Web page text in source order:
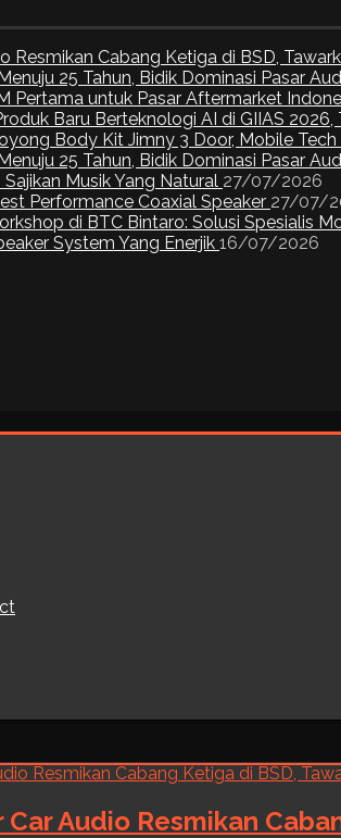
Resmikan Cabang Ketiga di BSD,
25 Tahun, Bidik Dominasi Pasar
Pertama untuk Pasar Aftermarket
Baru Berteknologi AI di GIIAS
Body Kit Jimny 3 Door, Mobile
25 Tahun, Bidik Dominasi Pasar
Musik Yang Natural 27/07/2026
Performance Coaxial Speaker 27/07/
di BTC Bintaro: Solusi Spesialis
System Yang Enerjik 16/07/2026
Audio Resmikan